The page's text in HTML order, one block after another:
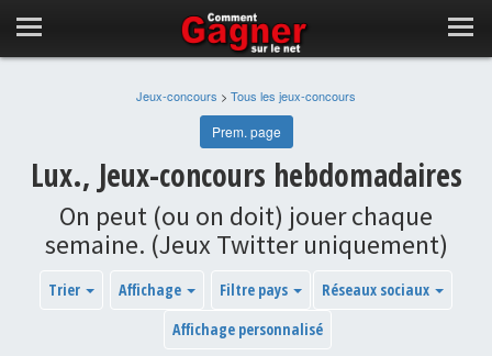
Jeux-concours > Tous les jeux-concours
Prem. page
Lux., Jeux-concours hebdomadaires
On peut (ou on doit) jouer chaque
semaine. (Jeux Twitter uniquement)
Trier Affichage Filtre pays
Réseaux sociaux
Affichage personnalisé